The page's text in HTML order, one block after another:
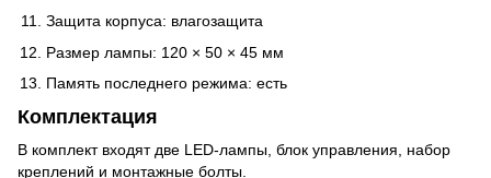
Защита корпуса: влагозащита
Размер лампы: 120 × 50 × 45 мм
Память последнего режима: есть
Комплектация
В комплект входят две LED-лампы, блок управления, набор
креплений и монтажные болты.